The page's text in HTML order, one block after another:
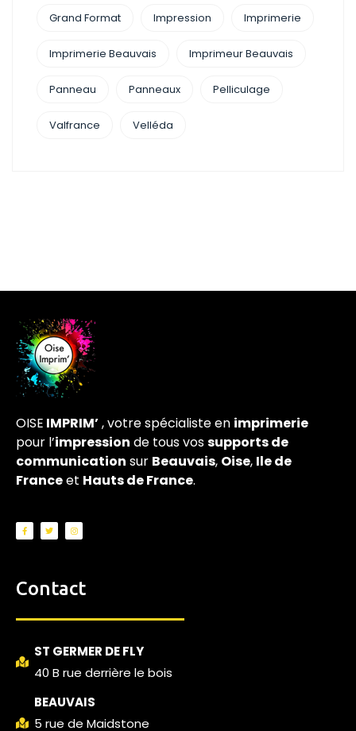
Grand Format Impression Imprimerie
Imprimerie Beauvais Imprimeur Beauvais
Panneau Panneaux Pelliculage
Valfrance Velléda
OISE IMPRIM’, votre spécialiste en imprimerie
pour l’impression de tous vossupports de
communication sur Beauvais, Oise, Ile de
Franceet Hauts de France.
Contact
ST GERMER DE FLY
40 B rue derrière le bois
BEAUVAIS
5 rue de Maidstone